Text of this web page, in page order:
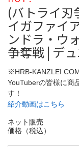
(バトライ刃
イガファイ
ンドラ・ウ
争奪戦 | デ
※HRB-
YouTuberの皆様に商
す！
紹介動画はこちら
ネット販売
価格（税込）